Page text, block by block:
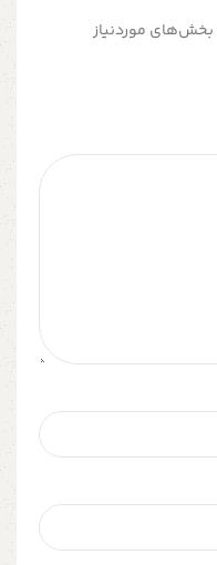
بخش‌های موردنیاز